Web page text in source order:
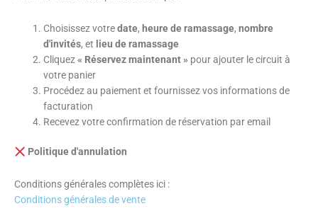
Choisissez votredate, heure de ramassage,nombre
d'invités, et lieu de ramassage
Cliquez« Réservez maintenant » pour ajouter le circuit à
votre panier
Procédez au paiement et fournissez vos informations de
facturation
Recevez votre confirmation de réservation par email
Politique d'annulation
Conditions générales complètes ici :
Conditions générales de vente